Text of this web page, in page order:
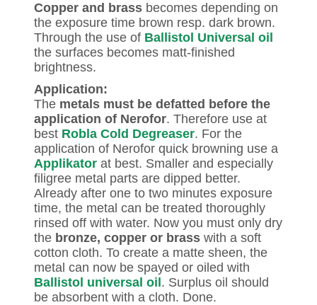
Copper and brass becomes depending on
the exposure time brown resp. dark brown.
Through the use of Ballistol Universal oil
the surfaces becomes matt-finished
brightness.
Application:
The metals must be defatted before the
application of Nerofor. Therefore use at
best Robla Cold Degreaser. For the
application of Nerofor quick browning use a
Applikator at best. Smaller and especially
filigree metal parts are dipped better.
Already after one to two minutes exposure
time, the metal can be treated thoroughly
rinsed off with water. Now you must only dry
the bronze, copper or brass with a soft
cotton cloth. To create a matte sheen, the
metal can now be spayed or oiled with
Ballistol universal oil . Surplus oil should
be absorbent with a cloth. Done.